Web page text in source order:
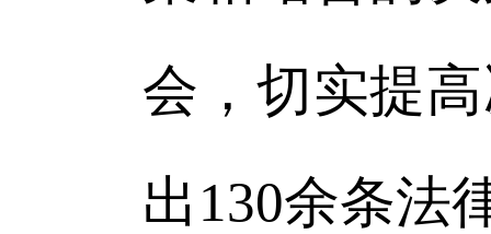
会，切实提
出130余条法